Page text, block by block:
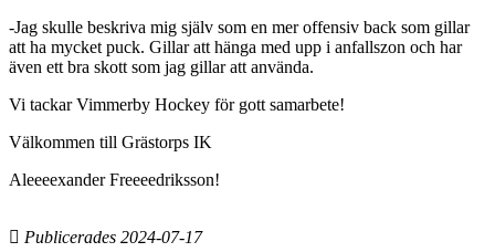
-Jag skulle beskriva mig själv som en mer offensiv back som gillar
att ha mycket puck. Gillar att hänga med upp i anfallszon och har
även ett bra skott som jag gillar att använda.
Vi tackar Vimmerby Hockey för gott samarbete!
Välkommen till Grästorps IK
Aleeeexander Freeeedriksson!
Publicerades 2024-07-17